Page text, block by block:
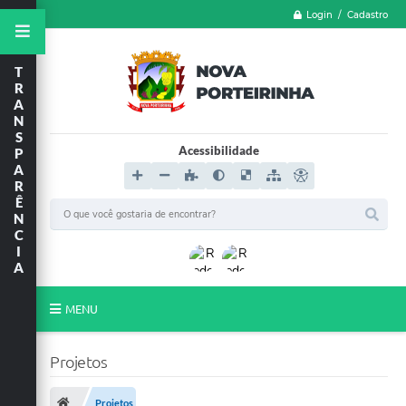
Login / Cadastro
Acessibilidade
MENU
FORMULÁRIOS
T
R
A
N
S
P
A
R
Ê
N
C
I
A
Projetos
Projetos